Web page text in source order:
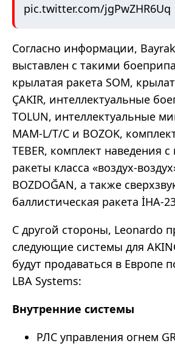
pic.twitter.com/jgPwZHR6Uq
Согласно информации,
выставлен с такими
крылатая ракета SOM,
ÇAKIR, интеллектуальные
TOLUN, интеллектуальные
MAM-L/T/C и BOZOK,
TEBER, комплект наведения
ракеты класса «воздух-
BOZDOĞAN, а также
баллистическая ракета İHA-
С другой стороны, Leonardo
следующие системы для
будут продаваться в Европе
LBA Systems:
Внутренние системы
РЛС управления огнем